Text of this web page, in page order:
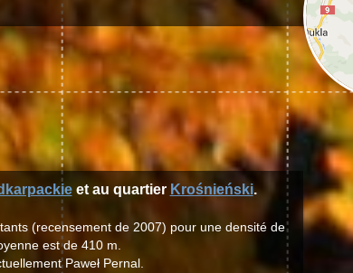
et au quartier Krośnieński.
(recensement de 2007) pour une densité de
est de 410 m.
Paweł Pernal.